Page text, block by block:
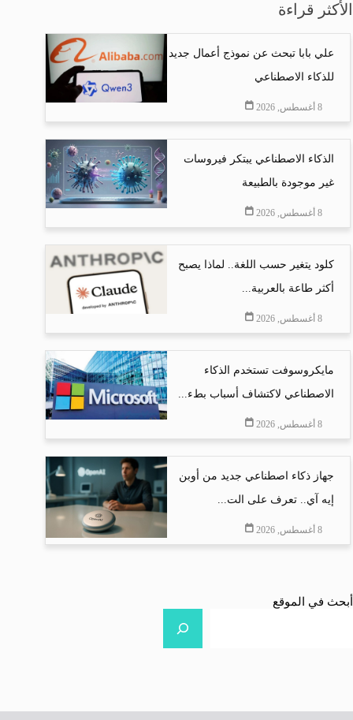
الأكثر قراءة
علي بابا تبحث عن نموذج أعمال جديد
للذكاء الاصطناعي
8 أغسطس, 2026
الذكاء الاصطناعي يبتكر فيروسات
غير موجودة بالطبيعة
8 أغسطس, 2026
كلود يتغير حسب اللغة.. لماذا يصبح
أكثر طاعة بالعربية...
8 أغسطس, 2026
مايكروسوفت تستخدم الذكاء
الاصطناعي لاكتشاف أسباب بطء...
8 أغسطس, 2026
جهاز ذكاء اصطناعي جديد من أوبن
إيه آي.. تعرف على الت...
8 أغسطس, 2026
أبحث في الموقع